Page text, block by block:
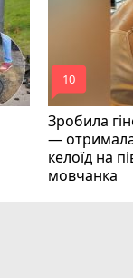
Зробила
— отримала
келоїд на
мовчанка
mode_comment
10